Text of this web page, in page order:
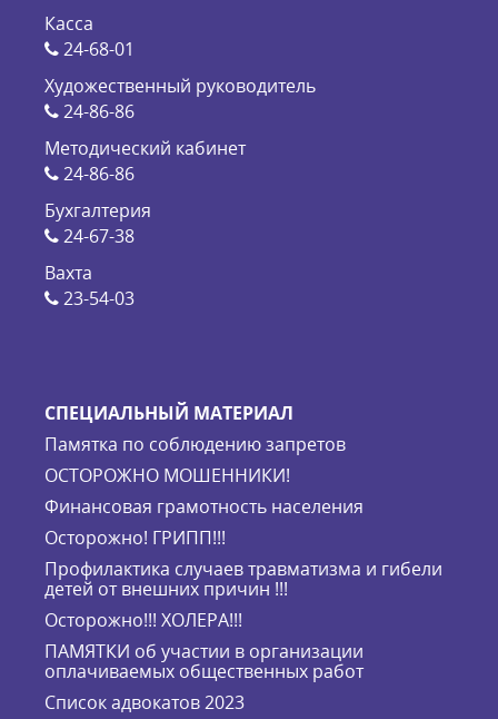
Касса
24-68-01
Художественный руководитель
24-86-86
Методический кабинет
24-86-86
Бухгалтерия
24-67-38
Вахта
23-54-03
СПЕЦИАЛЬНЫЙ МАТЕРИАЛ
Памятка по соблюдению запретов
ОСТОРОЖНО МОШЕННИКИ!
Финансовая грамотность населения
Осторожно! ГРИПП!!!
Профилактика случаев травматизма и гибели
детей от внешних причин !!!
Осторожно!!! ХОЛЕРА!!!
ПАМЯТКИ об участии в организации
оплачиваемых общественных работ
Список адвокатов 2023